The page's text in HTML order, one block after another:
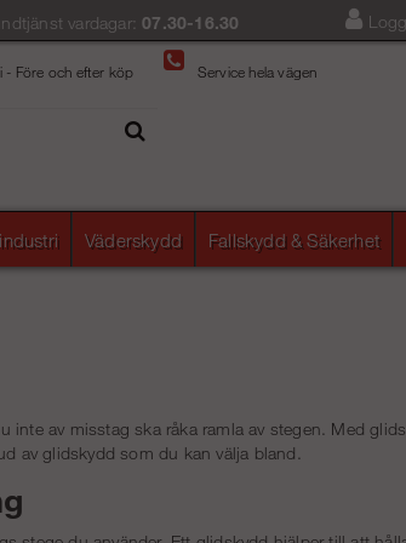
vardagar:07.30-16.30
- Före och efter köp Service hela vägen
Väderskydd Fallskydd & Säkerhet
inte av misstag ska råka ramla av stegen. Med
av glidskydd som du kan välja bland.